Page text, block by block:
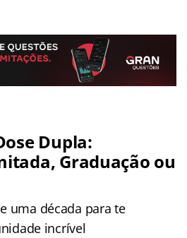
Dupla:
Graduação ou
uma década para te
incrível